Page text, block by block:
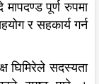
पूर्ण रुपमा
र सहकार्य गर्न
घिमिरेले सदस्यता